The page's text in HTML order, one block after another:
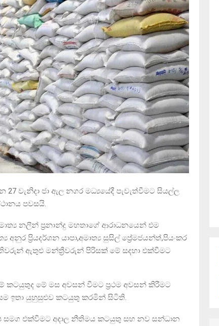
වැනිදා ජා ඇල නගර මධ්‍යයේදී පැවැත්වීමට සියල්ල
පවසයි.
නලීන් ප්‍රනාන්දු මහතාගේ ආරාධනයෙන් එම
ප්‍රියදර්ශන යාපා,අමාත්‍ය සුසිල් ප්‍රේමජයන්ත්,පියංකර
ඇතුළු මන්ත්‍රීවරුන් පිරිසක් මේ සදහා එක්වීමට
කටයුතුද මේ මස අවසන් වීමට ප්‍රථම අවසන් කිරීමට
ඉතා යුහුසුළුව කටයුතු කරමින් සිටිති.
එක්වීමට අදාල නීතිමය කටයුතු සහ නව සන්ධාන